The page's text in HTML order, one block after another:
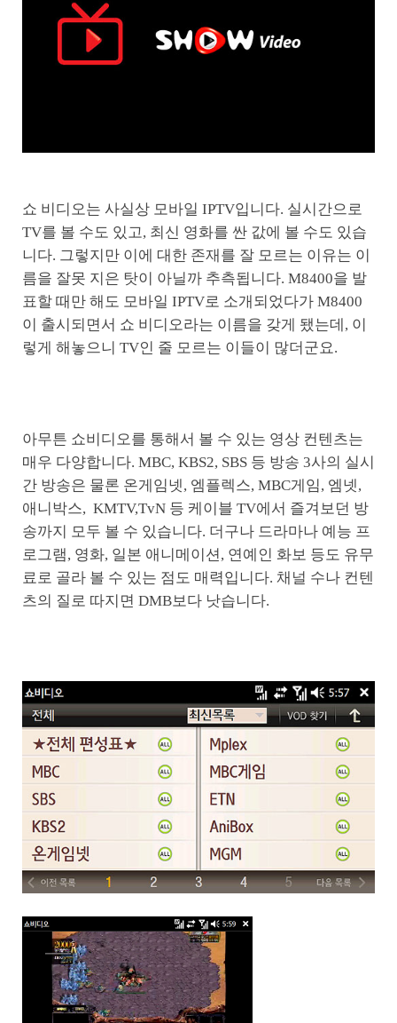
쇼 비디오는 사실상 모바일 IPTV입니다. 실시간으로
TV를 볼 수도 있고, 최신 영화를 싼 값에 볼 수도 있습
니다. 그렇지만 이에 대한 존재를 잘 모르는 이유는 이
름을 잘못 지은 탓이 아닐까 추측됩니다. M8400을 발
표할 때만 해도 모바일 IPTV로 소개되었다가 M8400
이 출시되면서 쇼 비디오라는 이름을 갖게 됐는데, 이
렇게 해놓으니 TV인 줄 모르는 이들이 많더군요.
아무튼 쇼비디오를 통해서 볼 수 있는 영상 컨텐츠는
매우 다양합니다. MBC, KBS2, SBS 등 방송 3사의 실시
간 방송은 물론 온게임넷, 엠플렉스, MBC게임, 엠넷,
애니박스, KMTV,TvN 등 케이블 TV에서 즐겨보던 방
송까지 모두 볼 수 있습니다. 더구나 드라마나 예능 프
로그램, 영화, 일본 애니메이션, 연예인 화보 등도 유무
료로 골라 볼 수 있는 점도 매력입니다. 채널 수나 컨텐
츠의 질로 따지면 DMB보다 낫습니다.